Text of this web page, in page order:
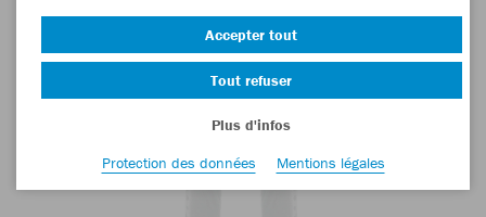
Accepter tout
Tout refuser
Plus d'infos
Protection des données
Mentions légales